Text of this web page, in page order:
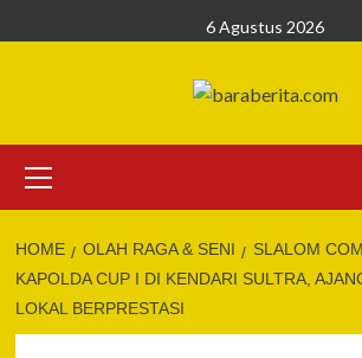
to
6 Agustus 2026
Menu
HOME OLAH RAGA & SENI
SLALOM
KAPOLDA CUP I DI KENDARI SULTRA,
LOKAL BERPRESTASI